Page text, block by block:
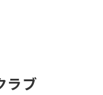
ラブ